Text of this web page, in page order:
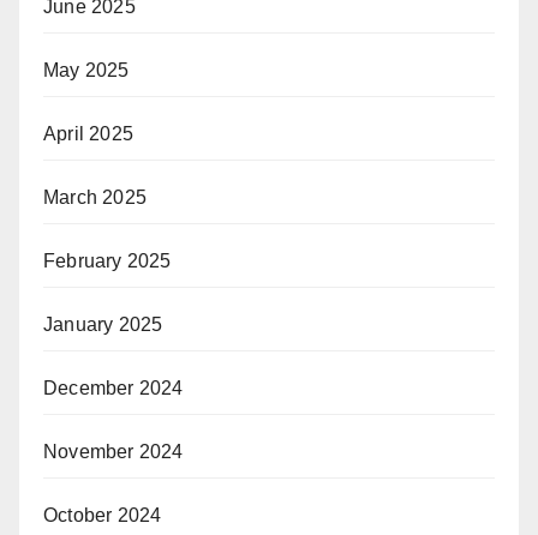
June 2025
May 2025
April 2025
March 2025
February 2025
January 2025
December 2024
November 2024
October 2024